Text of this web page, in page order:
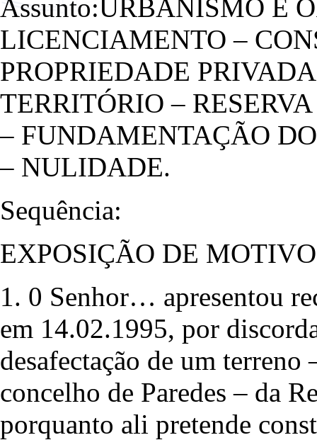
Assunto:URBANISMO E
LICENCIAMENTO –
PROPRIEDADE
TERRITÓRIO –
– FUNDAMENTAÇÃO
– NULIDADE.
Sequência:
EXPOSIÇÃO DE
1. 0 Senhor… apresentou
em 14.02.1995, por
desafectação de um
concelho de Paredes – da
porquanto ali pretende